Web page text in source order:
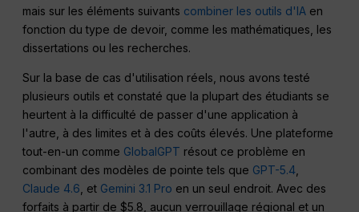
mais sur les éléments suivants combiner les outils d'IA en
fonction du type de devoir, comme les mathématiques, les
dissertations ou les recherches.
Sur la base de cas d'utilisation réels, nous avons testé
plusieurs outils et constaté que la plupart des étudiants se
heurtent à la difficulté de passer d'une application à
l'autre, à des limites et à des coûts élevés. Une plateforme
tout-en-un comme GlobalGPT résout ce problème en
combinant des modèles de pointe tels que GPT-5.4
Claude 4.6 , et Gemini 3.1 Pro en un seul endroit. Avec des
forfaits à partir de $5.8, aucun verrouillage régional et un